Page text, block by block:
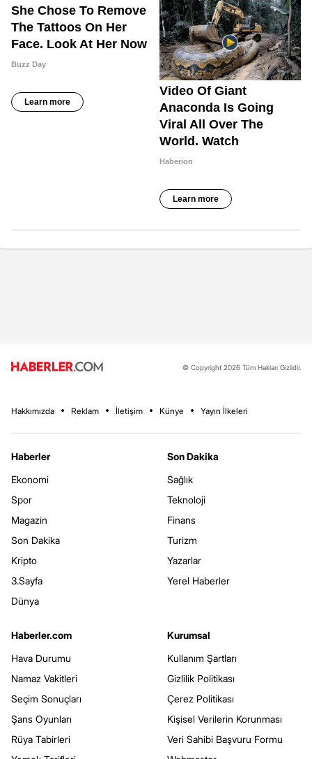
© Copyright 2026 Tüm Hakları Gizlidir.
Hakkımızda Reklam İletişim Künye Yayın İlkeleri
Haberler
Ekonomi
Spor
Magazin
Son Dakika
Kripto
3.Sayfa
Dünya
Son Dakika
Sağlık
Teknoloji
Finans
Turizm
Yazarlar
Yerel Haberler
Haberler.com
Hava Durumu
Namaz Vakitleri
Seçim Sonuçları
Şans Oyunları
Rüya Tabirleri
Kurumsal
Kullanım Şartları
Gizlilik Politikası
Çerez Politikası
Kişisel Verilerin Korunması
Veri Sahibi Başvuru Formu